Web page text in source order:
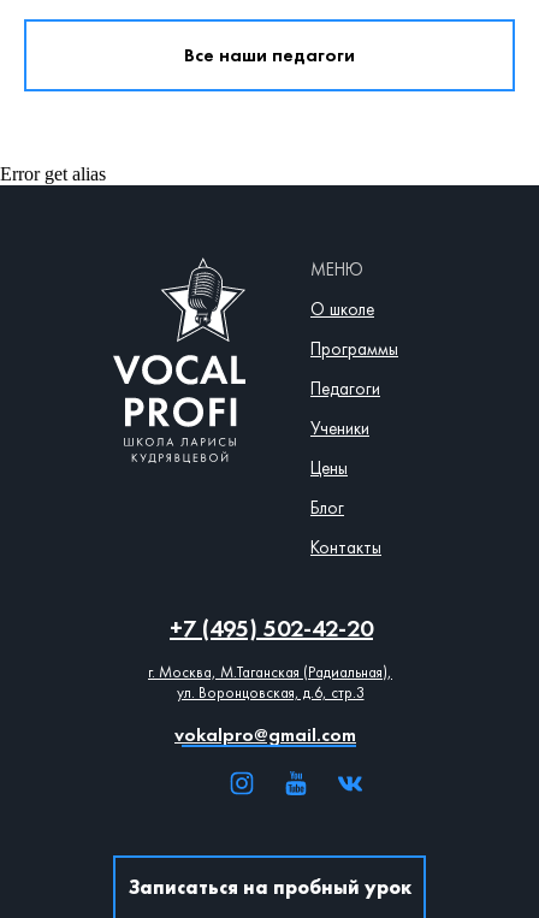
Все наши педагоги
Error get alias
+7 (495) 502-42-20
г. Москва, М.Таганская (Радиальная),
ул. Воронцовская, д.6, стр.3
vokalpro@gmail.com
Программы
Педагоги
Ученики
Цены
Блог
Контакты
О школе
МЕНЮ
Записаться на пробный урок